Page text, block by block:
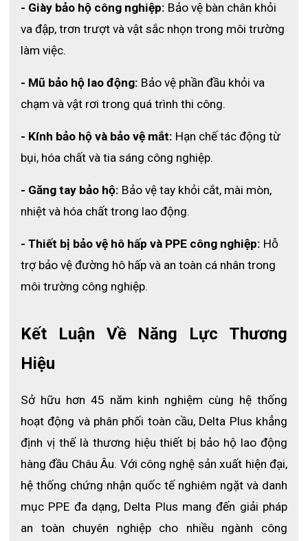
Kỹ thuật đan chắc chắn, hạn chế bụi bẩn
và hạn chế bụi bẩn xâm nhập. Phù hợp cho môi trường
nhiều bụi hoặc vật liệu thô.
4. Ứng dụng của găng tay chống rung
Delta Plus VV904
Găng tay chống rung Delta Plus VV904 được sử dụng
rộng rãi trong các ngành công nghiệp nặng.
- Giày bảo hộ công nghiệp: Bảo vệ bàn chân khỏi
va đập, trơn trượt và vật sắc nhọn trong môi trường
làm việc.
- Mũ bảo hộ lao động: Bảo vệ phần đầu khỏi va
chạm và vật rơi trong quá trình thi công.
- Kính bảo hộ và bảo vệ mắt: Hạn chế tác động từ
bụi, hóa chất và tia sáng công nghiệp.
- Găng tay bảo hộ: Bảo vệ tay khỏi cắt, mài mòn,
nhiệt và hóa chất trong lao động.
- Thiết bị bảo vệ hô hấp và PPE công nghiệp: Hỗ
trợ bảo vệ đường hô hấp và an toàn cá nhân trong
môi trường công nghiệp.
Kết Luận Về Năng Lực Thương
Hiệu
Sở hữu hơn 45 năm kinh nghiệm cùng hệ thống
hoạt động và phân phối toàn cầu, Delta Plus khẳng
định vị thế là thương hiệu thiết bị bảo hộ lao động
hàng đầu Châu Âu. Với công nghệ sản xuất hiện đại,
hệ thống chứng nhận quốc tế nghiêm ngặt và danh
mục PPE đa dạng, Delta Plus mang đến giải pháp
an toàn chuyên nghiệp cho nhiều ngành công